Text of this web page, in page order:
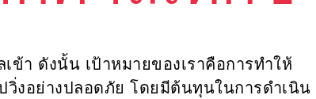
ข้า ดังนั้น เป้าหมายของเราคือการทำให้
งอย่างปลอดภัย โดยมีต้นทุนในการดำเนิน